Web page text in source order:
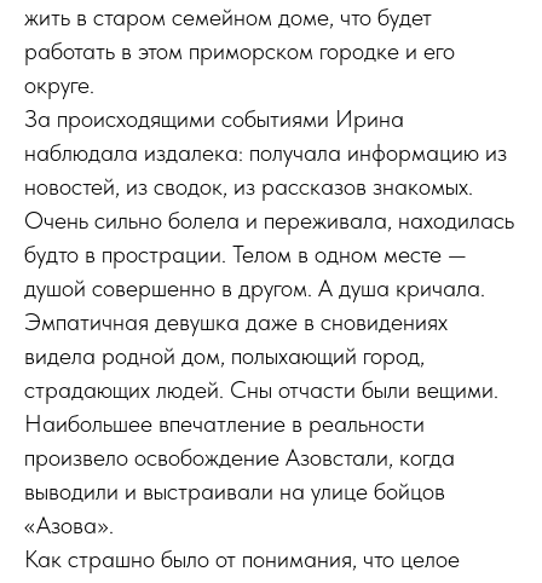
жить в старом семейном доме, что будет
работать в этом приморском городке и его
округе.
За происходящими событиями Ирина
наблюдала издалека: получала информацию из
новостей, из сводок, из рассказов знакомых.
Очень сильно болела и переживала, находилась
будто в прострации. Телом в одном месте —
душой совершенно в другом. А душа кричала.
Эмпатичная девушка даже в сновидениях
видела родной дом, полыхающий город,
страдающих людей. Сны отчасти были вещими.
Наибольшее впечатление в реальности
произвело освобождение Азовстали, когда
выводили и выстраивали на улице бойцов
«Азова».
Как страшно было от понимания, что целое